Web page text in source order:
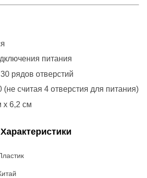
питания
рядов отверстий
(не считая 4 отверстия для питания)
х 6,2 см
Характеристики